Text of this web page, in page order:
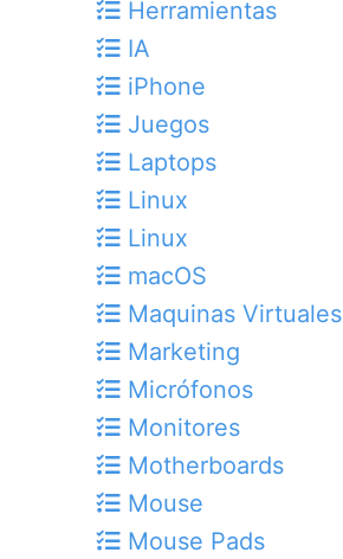
Herramientas
IA
iPhone
Juegos
Laptops
Linux
Linux
macOS
Maquinas Virtuales
Marketing
Micrófonos
Monitores
Motherboards
Mouse
Mouse Pads